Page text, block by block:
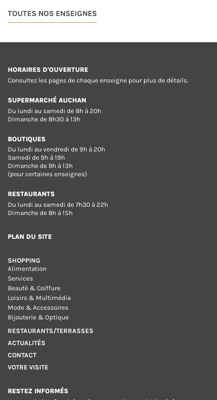
TOUTES NOS ENSEIGNES
HORAIRES D'OUVERTURE
Consultez les pages de chaque enseigne pour plus de détails.
SUPERMARCHÉ AUCHAN
Du lundi au samedi de 8h à 20h
Dimanche de 8h30 à 13h
BOUTIQUES
Du lundi au vendredi de 9h à 20h
Samedi de 9h à 19h
Dimanche de 9h à 13h
(pour certaines enseignes)
RESTAURANTS
Du lundi au samedi de 7h30 à 22h
Dimanche de 8h à 15h
PLAN DU SITE
SHOPPING
Alimentation
Services
Beauté & Coiffure
Loisirs & Multimédia
Mode & Accessoires
Bijouterie & Optique
RESTAURANTS/TERRASSES
ACTUALITÉS
CONTACT
VOTRE VISITE
RESTEZ INFORMÉS